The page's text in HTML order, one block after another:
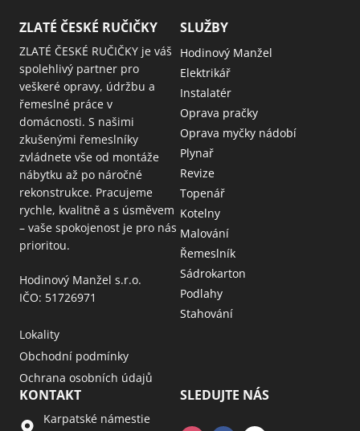
ZLATÉ ČESKÉ RUČIČKY
ZLATÉ ČESKÉ RUČIČKY je váš
spolehlivý partner pro
veškeré opravy, údržbu a
řemeslné práce v
domácnosti. S našimi
zkušenými řemeslníky
zvládnete vše od montáže
nábytku až po náročné
rekonstrukce. Pracujeme
rychle, kvalitně a s úsměvem
– vaše spokojenost je pro nás
prioritou.
Hodinový Manžel s.r.o.
IČO: 51726971
Lokality
Obchodní podmínky
Ochrana osobních údajů
SLUŽBY
Hodinový Manžel
Elektrikář
Instalatér
Oprava pračky
Oprava myčky nádobí
Plynař
Revize
Topenář
Kotelny
Malování
Řemeslník
Sádrokarton
Podlahy
Stahování
KONTAKT
Karpatské námestie
SLEDUJTE NÁS